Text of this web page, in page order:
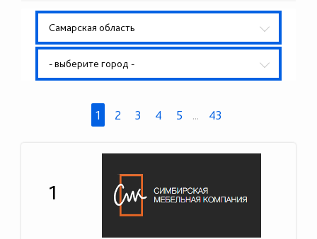
Самарская область
- выберите город -
1 2 3 4 5 ... 43
1